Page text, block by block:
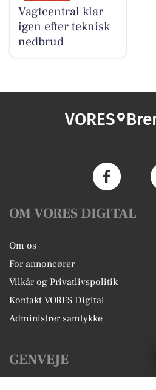
Vagtcentral klar
igen efter teknisk
nedbrud
VORES
OM VORES DIGITAL
Om os
For annoncører
Vilkår og Privatlivspolitik
Kontakt VORES Digital
Administrer samtykke
GENVEJE